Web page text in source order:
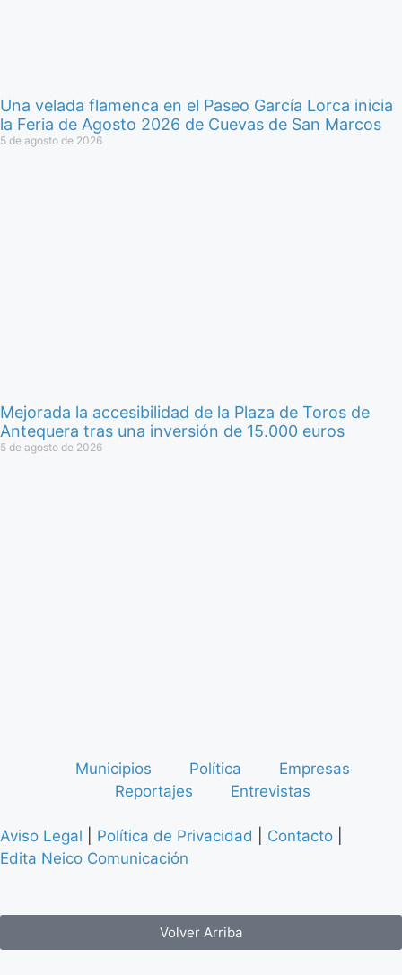
Una velada flamenca en el Paseo García Lorca inicia
la Feria de Agosto 2026 de Cuevas de San Marcos
5 de agosto de 2026
Mejorada la accesibilidad de la Plaza de Toros de
Antequera tras una inversión de 15.000 euros
5 de agosto de 2026
Municipios Política
Empresas
Reportajes
Entrevistas
Aviso Legal Política de Privacidad Contacto
Edita Neico Comunicación
Volver Arriba